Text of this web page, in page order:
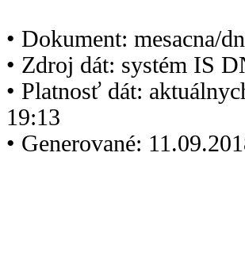
• Dokument: mesacna/
• Zdroj dát: systém IS
• Platnosť dát:
19:13
• Generované: